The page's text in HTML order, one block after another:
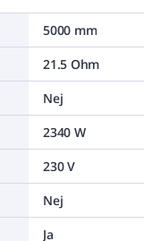
5000 mm
21.5 Ohm
Nej
2340 W
230 V
Nej
Ja